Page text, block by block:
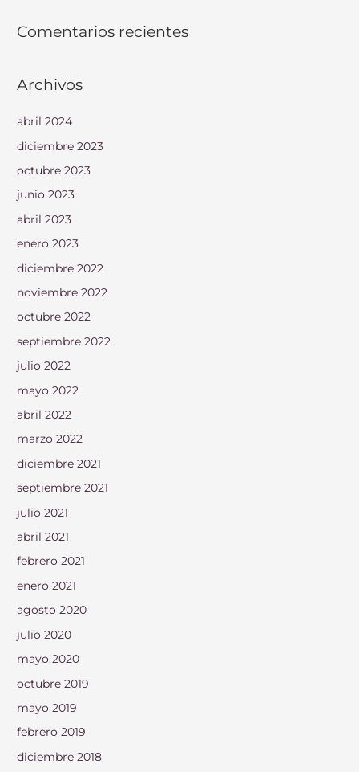
Comentarios recientes
Archivos
abril 2024
diciembre 2023
octubre 2023
junio 2023
abril 2023
enero 2023
diciembre 2022
noviembre 2022
octubre 2022
septiembre 2022
julio 2022
mayo 2022
abril 2022
marzo 2022
diciembre 2021
septiembre 2021
julio 2021
abril 2021
febrero 2021
enero 2021
agosto 2020
julio 2020
mayo 2020
octubre 2019
mayo 2019
febrero 2019
diciembre 2018